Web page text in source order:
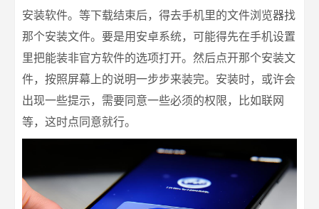
安装软件。等下载结束后，得去手机里的文件浏览器找
那个安装文件。要是用安卓系统，可能得先在手机设置
里把能装非官方软件的选项打开。然后点开那个安装文
件，按照屏幕上的说明一步步来装完。安装时，或许会
出现一些提示，需要同意一些必须的权限，比如联网
等，这时点同意就行。